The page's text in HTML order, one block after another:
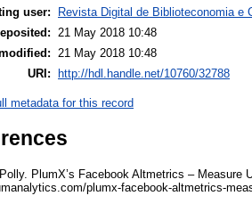
user:
Revista Digital de Biblioteconomia e
21 May 2018 10:48
21 May 2018 10:48
URI:
http://hdl.handle.net/10760/32788
metadata for this record
PlumX’s Facebook Altmetrics –
plumx-facebook-altmetrics-